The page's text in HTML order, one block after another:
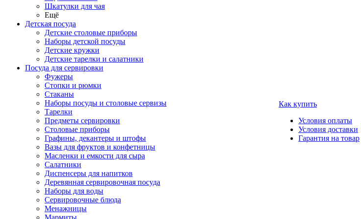
Шкатулки для чая
Ещё
Детская посуда
Детские столовые приборы
Наборы детской посуды
Детские кружки
Детские тарелки и салатники
Посуда для сервировки
Фужеры
Стопки и рюмки
Стаканы
Наборы посуды и столовые сервизы
Тарелки
Предметы сервировки
Столовые приборы
Графины, декантеры и штофы
Вазы для фруктов и конфетницы
Масленки и емкости для сыра
Салатники
Диспенсеры для напитков
Деревянная сервировочная посуда
Наборы для воды
Сервировочные блюда
Менажницы
Мармиты
Как купить
Условия оплаты
Условия доставки
Гарантия на товар